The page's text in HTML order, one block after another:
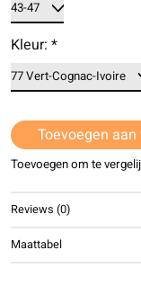
Kleur: *
Toevoegen
Toevoegen om te
Reviews (0)
Maattabel